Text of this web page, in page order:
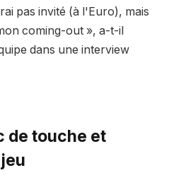
pas invité (à l'Euro), mais
coming-out », a-t-il
dans une interview
de touche et